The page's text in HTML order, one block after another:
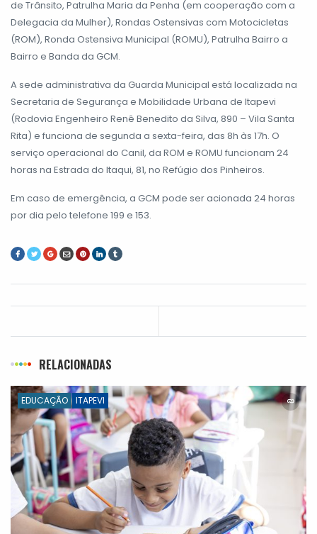
de Trânsito, Patrulha Maria da Penha (em cooperação com a
Delegacia da Mulher), Rondas Ostensivas com Motocicletas
(ROM), Ronda Ostensiva Municipal (ROMU), Patrulha Bairro a
Bairro e Banda da GCM.
A sede administrativa da Guarda Municipal está localizada na
Secretaria de Segurança e Mobilidade Urbana de Itapevi
(Rodovia Engenheiro Renê Benedito da Silva, 890 – Vila Santa
Rita) e funciona de segunda a sexta-feira, das 8h às 17h. O
serviço operacional do Canil, da ROM e ROMU funcionam 24
horas na Estrada do Itaqui, 81, no Refúgio dos Pinheiros.
Em caso de emergência, a GCM pode ser acionada 24 horas
por dia pelo telefone 199 e 153.
RELACIONADAS
EDUCAÇÃO ITAPEVI